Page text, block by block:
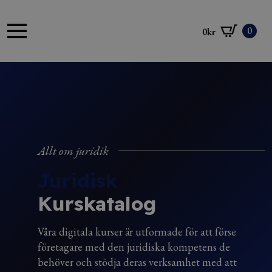
0kr 0
Allt om juridik
Juridisk
Kurskatalog
Våra digitala kurser är utformade för att förse
företagare med den juridiska kompetens de
behöver och stödja deras verksamhet med att